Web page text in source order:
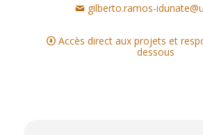
gilberto.ramos-
Accès direct aux projets et
dessous